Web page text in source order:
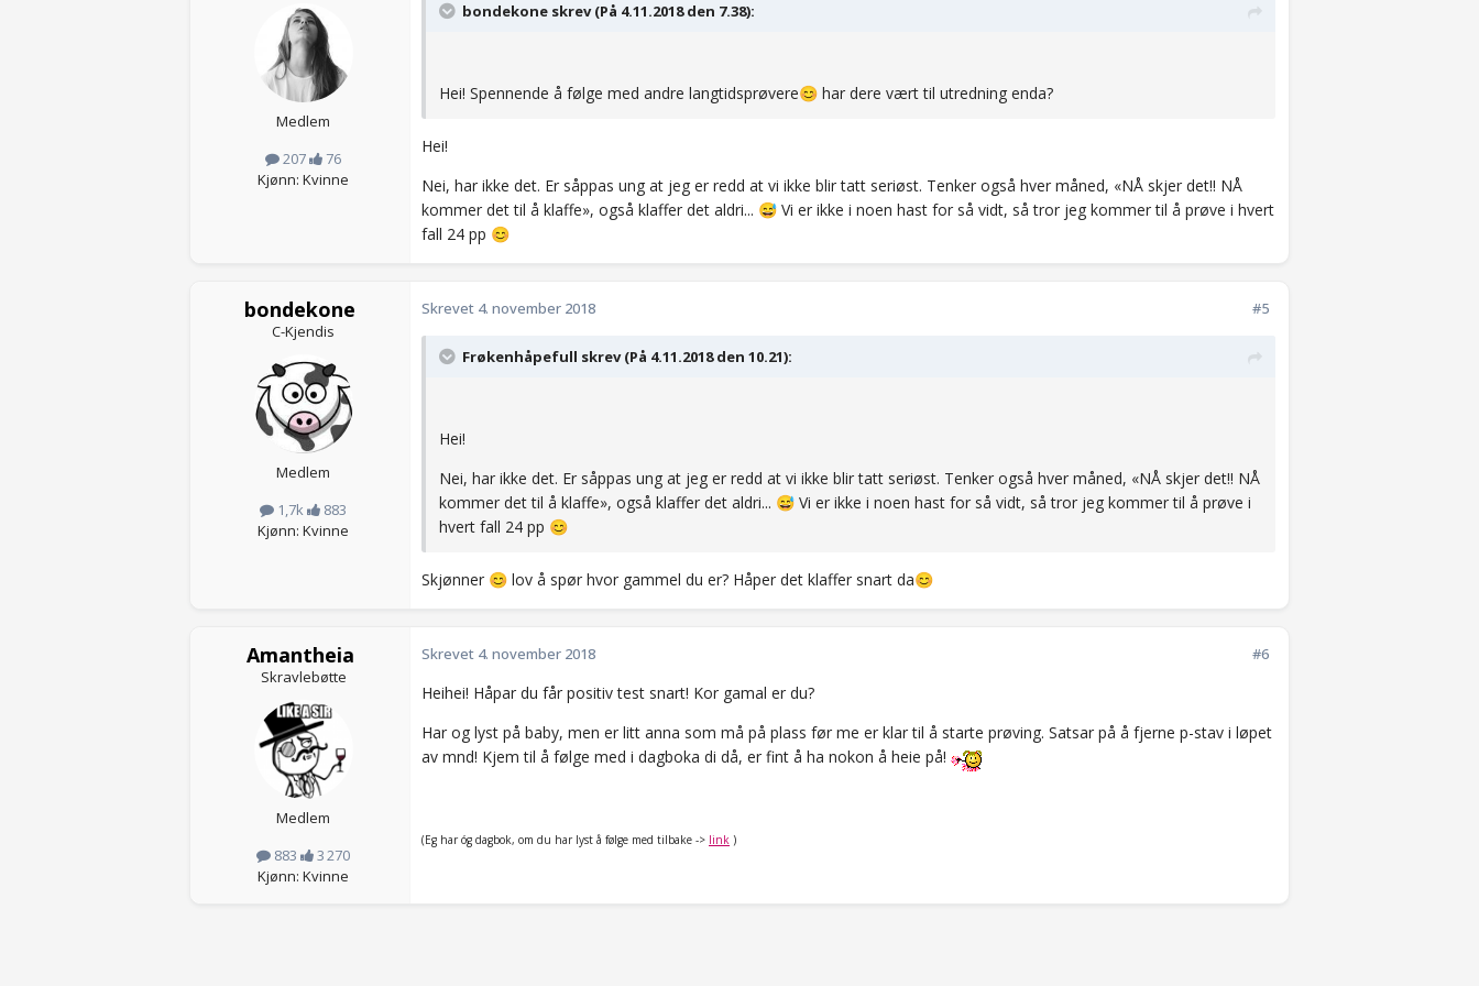
Medlem
207
76
Kjønn: Kvinne
bondekone skrev (På 4.11.2018 den 7.38):
Hei! Spennende å følge med andre langtidsprøvere😊 har dere vært til utredning enda?
Hei!
Nei, har ikke det. Er såppas ung at jeg er redd at vi ikke blir tatt seriøst. Tenker også hver måned, «NÅ skjer det!! NÅ
kommer det til å klaffe», også klaffer det aldri... 😅 Vi er ikke i noen hast for så vidt, så tror jeg kommer til å prøve i hvert
fall 24 pp 😊
bondekone
C-Kjendis
Medlem
1,7k
883
Kjønn: Kvinne
#5
Skrevet 4. november 2018
Frøkenhåpefull skrev (På 4.11.2018 den 10.21):
Hei!
Nei, har ikke det. Er såppas ung at jeg er redd at vi ikke blir tatt seriøst. Tenker også hver måned, «NÅ skjer det!! NÅ
kommer det til å klaffe», også klaffer det aldri... 😅 Vi er ikke i noen hast for så vidt, så tror jeg kommer til å prøve i
hvert fall 24 pp 😊
Skjønner 😊 lov å spør hvor gammel du er? Håper det klaffer snart da😊
Amantheia
Skravlebøtte
Medlem
883
3 270
Kjønn: Kvinne
#6
Skrevet 4. november 2018
Heihei! Håpar du får positiv test snart! Kor gamal er du?
Har og lyst på baby, men er litt anna som må på plass før me er klar til å starte prøving. Satsar på å fjerne p-stav i løpet
av mnd! Kjem til å følge med i dagboka di då, er fint å ha nokon å heie på!
(Eg har óg dagbok, om du har lyst å følge med tilbake -> link )